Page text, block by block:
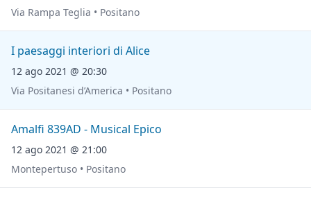
Via Rampa Teglia • Positano
I paesaggi interiori di Alice
12 ago 2021 @ 20:30
Via Positanesi d’America • Positano
Amalfi 839AD - Musical Epico
12 ago 2021 @ 21:00
Montepertuso • Positano